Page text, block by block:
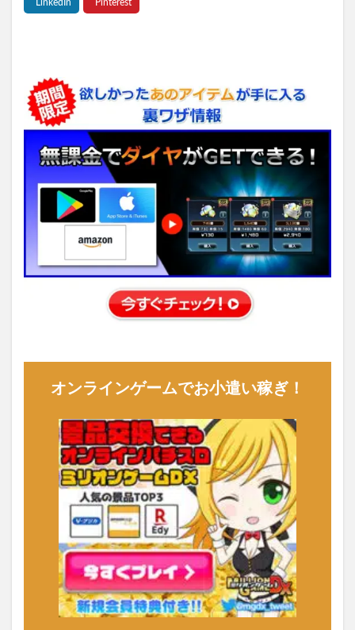
オンラインゲームでお小遣い稼ぎ！